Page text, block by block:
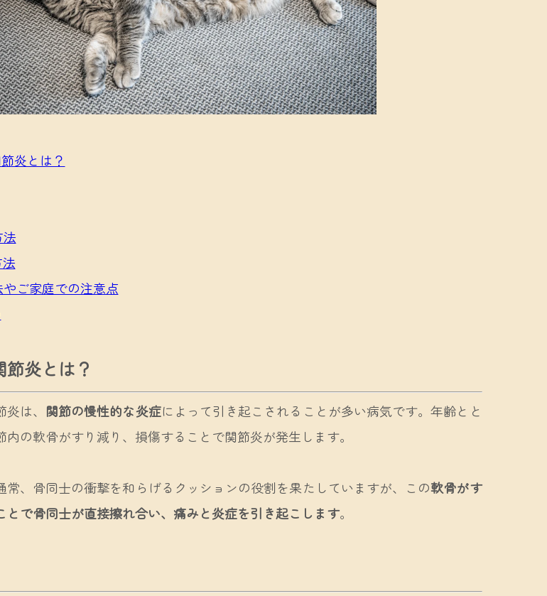
炎とは？
やご家庭での注意点
節炎とは？
は、 関節の慢性的な炎症によって引き起こされることが多い病気です。年齢とと
内の軟骨がすり減り、損傷することで関節炎が発生します。
常、骨同士の衝撃を和らげるクッションの役割を果たしていますが、この軟骨がす
とで骨同士が直接擦れ合い、痛みと炎症を引き起こします。